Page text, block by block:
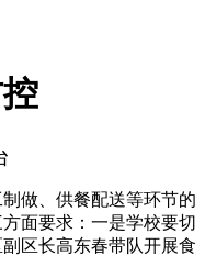
做、供餐配送等环节的
面要求：一是学校要切
区长高东春带队开展食